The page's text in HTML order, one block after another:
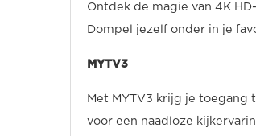
Ontdek de magie van 4K
Dompel jezelf onder in je
MYTV3
Met MYTV3 krijg je toegang
voor een naadloze